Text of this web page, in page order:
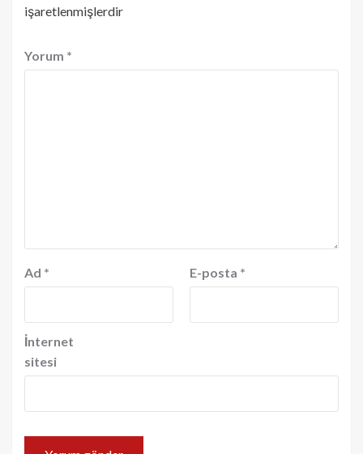
işaretlenmişlerdir
Yorum *
Ad * E-posta *
İnternet
sitesi